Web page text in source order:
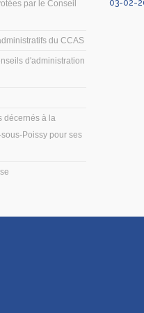
par le Conseil
du CCAS
d'administration
décernés à la
Poissy pour ses
03-02-